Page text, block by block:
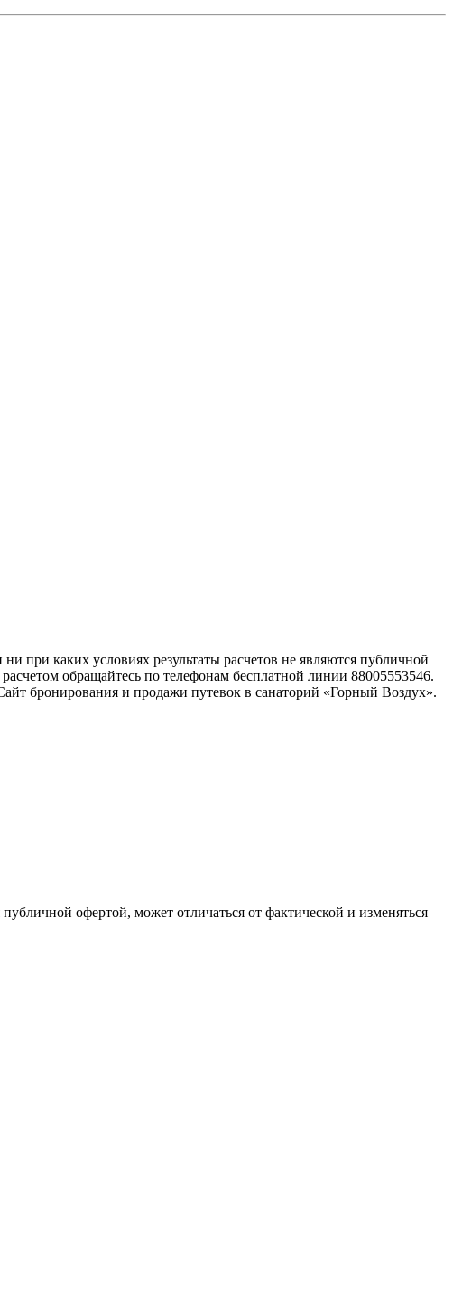
при каких условиях результаты расчетов не являются публичной
обращайтесь по телефонам бесплатной линии 88005553546.
бронирования и продажи путевок в санаторий «Горный Воздух».
офертой, может отличаться от фактической и изменяться